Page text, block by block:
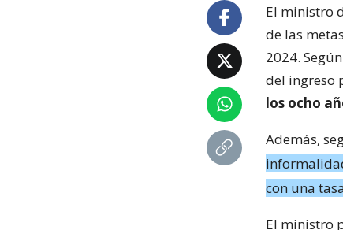
El ministro
de las
2024.
del ingreso
los ocho
Además,
con una
El ministro